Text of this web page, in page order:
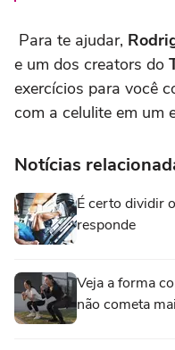
Para te ajudar,
e um dos creators do
exercícios para você
com a celulite em um
Notícias
É certo dividir
responde
Veja a forma
não cometa